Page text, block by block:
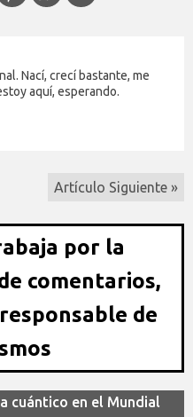
Nací, crecí bastante, me
aquí, esperando.
Artículo Siguiente »
por la
comentarios,
de
cuántico en el Mundial